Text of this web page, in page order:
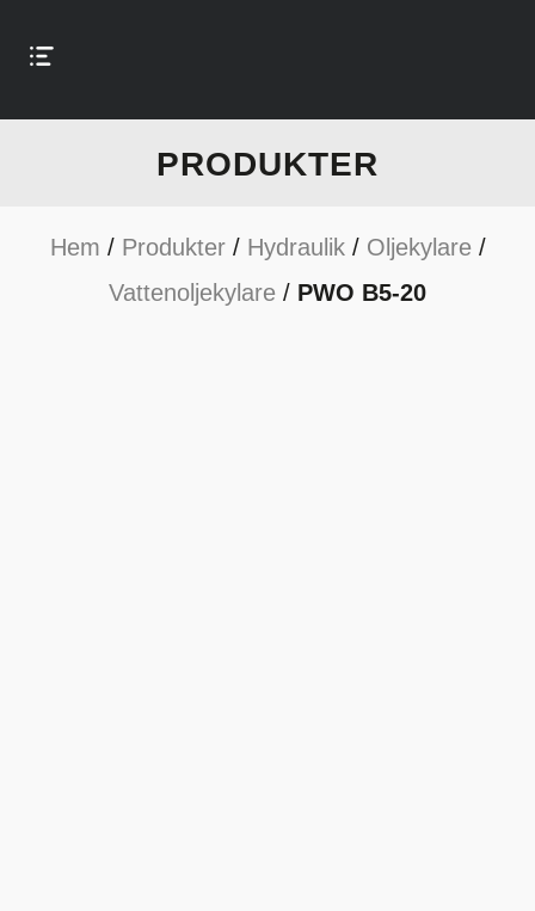
PRODUKTER
Hem / Produkter/ Hydraulik/ Oljekylare/
Vattenoljekylare / PWO B5-20